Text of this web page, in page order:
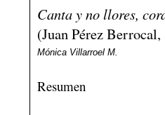
Canta y no llores,
(Juan Pérez
Mónica Villarroel M.
Resumen